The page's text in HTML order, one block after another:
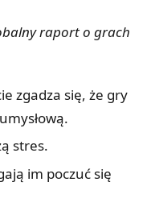
raport o grach
zgadza się, że gry
stres.
im poczuć się